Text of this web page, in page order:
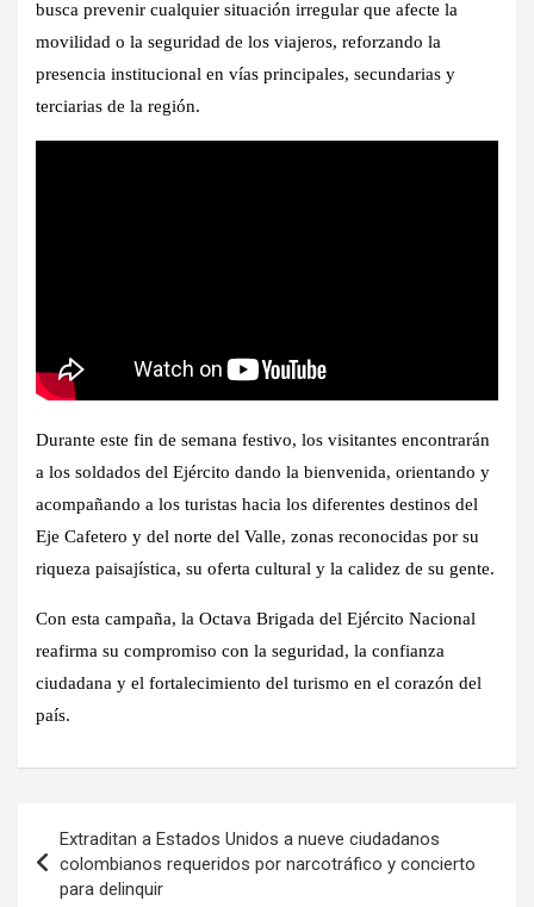
busca prevenir cualquier situación irregular que afecte la
movilidad o la seguridad de los viajeros, reforzando la
presencia institucional en vías principales, secundarias y
terciarias de la región.
Durante este fin de semana festivo, los visitantes encontrarán
a los soldados del Ejército dando la bienvenida, orientando y
acompañando a los turistas hacia los diferentes destinos del
Eje Cafetero y del norte del Valle, zonas reconocidas por su
riqueza paisajística, su oferta cultural y la calidez de su gente.
Con esta campaña, la Octava Brigada del Ejército Nacional
reafirma su compromiso con la seguridad, la confianza
ciudadana y el fortalecimiento del turismo en el corazón del
país.
de
entradas
Extraditan a Estados Unidos a nueve ciudadanos
colombianos requeridos por narcotráfico y concierto
para delinquir